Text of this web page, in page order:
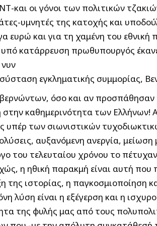
οι γόνοι των πολιτικών
υμνητές της κατοχής και
ευρώ και για τη χαμένη του
κατάρρευση πρωθυπουργός
εγκληματικής συμμορίας,
όσο και αν
καθημερινότητα των
υπέρ των σιωνιστικών
αυξανόμενη ανεργία,
του τελευταίου χρόνου το
η ηθική παρακμή είναι αυτή
ιστορίας, η παγκοσμιοποίηση
είναι η εξέγερση και η
της φυλής μας από τους